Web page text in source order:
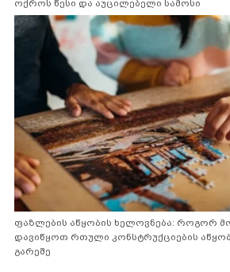
ოქროს წესი და აუცილებელი სამოსი
ფაზლების აწყობის ხელოვნება: როგორ
დავიწყოთ რთული კონსტრუქციების
გარეშე